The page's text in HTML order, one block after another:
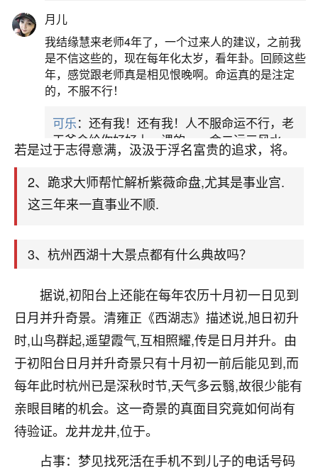
出生之人，虽然福气和官禄的运势无法两者兼美，
不过财运倒是相当不错，经常受到贵人引荐，而使
事业能有顺利发展的机会。初一出生的女性大多具
有兴旺夫家的命格，婚后多能有效提升家庭的经济
状况。整体大运方面：年少时期的运势比较平常，
中年以后运势逐渐好转，而能取得财富与名声，但
若是过于志得意满，汲汲于浮名富贵的追求，将。
2、跪求大师帮忙解析紫薇命盘,尤其是事业宫.
这三年来一直事业不顺.
3、杭州西湖十大景点都有什么典故吗？
据说,初阳台上还能在每年农历十月初一日见到
日月并升奇景。清雍正《西湖志》描述说,旭日初升
时,山鸟群起,遥望霞气,互相照耀,传是日月并升。由
于初阳台日月并升奇景只有十月初一前后能见到,而
每年此时杭州已是深秋时节,天气多云翳,故很少能有
亲眼目睹的机会。这一奇景的真面目究竟如何尚有
待验证。龙井龙井,位于。
占事：梦见找死活在手机不到儿子的电话号码
月儿
我结缘慧来老师4年了，一个过来人的建议，之前我
是不信这些的，现在每年化太岁，看年卦。回顾这些
年，感觉跟老师真是相见恨晚啊。命运真的是注定
的，不服不行！
可乐：还有我！还有我！人不服命运不行，老
天爷会给你好好上一课的。一命二运三风水，
哪样不服都不行！
平安是福：我也是每年找老师化太岁，看年
卦，认识老师3年了，都是缘分啊！
心若莲花
一家，要么生意不好，生意好的就出事。前些年攒的
家底快败光了，真是倒霉！我也想找人看看到底怎么
回事？
鹿森 ：你可以找老师看看，人有时不服命不行
啊！
太阳当空赵：我也做餐饮的，生意不算大，但
是我从找店开始都是找慧来老师跟进的，选
址、风水、还有开业日子，哪哪都看了，虽然
大环境不好，但是我家生意还可以，前几天又
刚找老师做了补财库，希望财运更好一点！